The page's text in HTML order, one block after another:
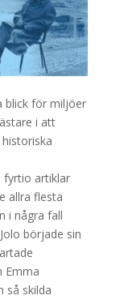
blick för miljöer
i att
fyrtio artiklar
allra flesta
i några fall
började sin
Emma
så skilda